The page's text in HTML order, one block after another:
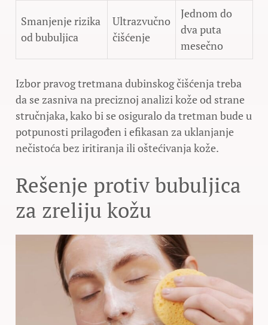
Smanjenje rizika
od bubuljica
Ultrazvučno
čišćenje
Jednom do
dva puta
mesečno
Izbor pravog tretmana dubinskog čišćenja treba
da se zasniva na preciznoj analizi kože od strane
stručnjaka, kako bi se osiguralo da tretman bude u
potpunosti prilagođen i efikasan za uklanjanje
nečistoća bez iritiranja ili oštećivanja kože.
Rešenje protiv bubuljica
za zreliju kožu